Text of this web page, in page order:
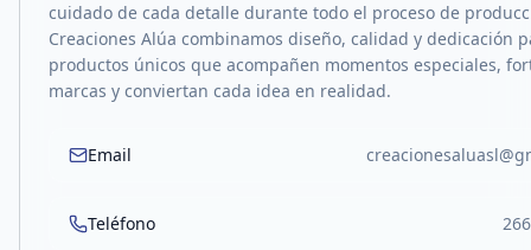
cuidado de cada detalle durante todo el proceso de
Creaciones Alúa combinamos diseño, calidad y dedicación
productos únicos que acompañen momentos especiales,
marcas y conviertan cada idea en realidad.
Email
Teléfono